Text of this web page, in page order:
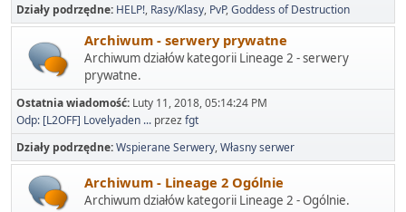
Działy podrzędne HELP! Rasy/Klasy PvP Goddess of Destruction
Archiwum - serwery prywatne
Archiwum działów kategorii Lineage 2 - serwery
prywatne.
Ostatnia wiadomość: Luty 11, 2018, 05:14:24 PM
Odp: [L2OFF] Lovelyaden ... przezfgt
Działy podrzędne Wspierane Serwery Własny serwer
Archiwum - Lineage 2 Ogólnie
Archiwum działów kategorii Lineage 2 - Ogólnie.